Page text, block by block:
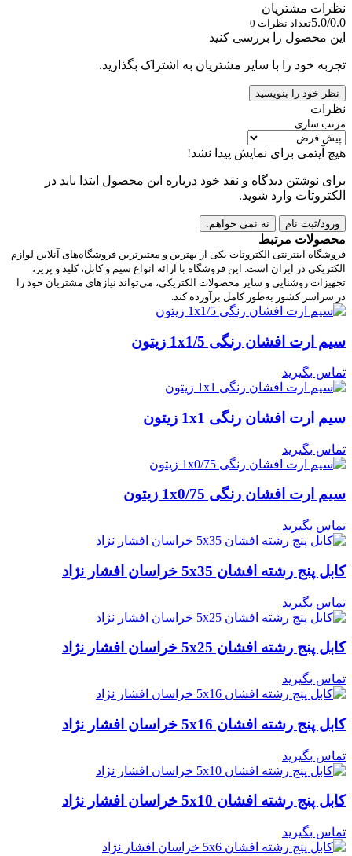
نظرات مشتریان
5.0/0.0تعداد نظرات 0
این محصول را بررسی کنید
تجربه خود را با سایر مشتریان به اشتراک بگذارید.
نظر خود را بنویسید
نظرات
مرتب سازی
هیچ آیتمی برای نمایش پیدا نشد!
برای نوشتن دیدگاه و نقد خود درباره این محصول ابتدا باید در
الکتروتات وارد شوید.
ورود/ثبت نام نه نمی خواهم.
محصولات مرتبط
فروشگاه اینترنتی الکتروتات یکی از بهترین و معتبرترین فروشگاه‌های آنلاین لوازم
الکتریکی در ایران است. این فروشگاه با ارائه انواع سیم و کابل، کلید و پریز،
تجهیزات روشنایی و سایر محصولات الکتریکی، می‌تواند نیازهای مشتریان خود را
در سراسر کشور به‌طور کامل برآورده کند.
سیم ارت افشان رنگی 1x1/5 زیتون
تماس بگیرید
سیم ارت افشان رنگی 1x1 زیتون
تماس بگیرید
سیم ارت افشان رنگی 1x0/75 زیتون
تماس بگیرید
کابل پنج رشته افشان 5x35 خراسان افشار نژاد
تماس بگیرید
کابل پنج رشته افشان 5x25 خراسان افشار نژاد
تماس بگیرید
کابل پنج رشته افشان 5x16 خراسان افشار نژاد
تماس بگیرید
کابل پنج رشته افشان 5x10 خراسان افشار نژاد
تماس بگیرید